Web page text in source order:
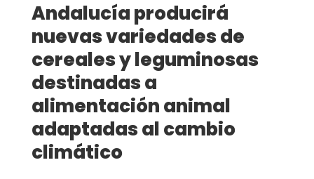
Andalucía producirá
nuevas variedades de
cereales y leguminosas
destinadas a
alimentación animal
adaptadas al cambio
climático